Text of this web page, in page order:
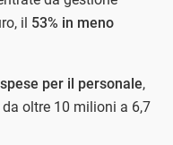
il 53% in meno
per il personale,
oltre 10 milioni a 6,7